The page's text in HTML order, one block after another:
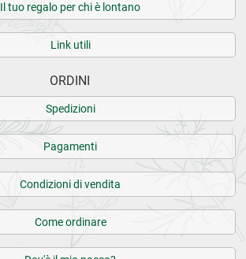
Il tuo regalo per chi è lontano
Link utili
ORDINI
Spedizioni
Pagamenti
Condizioni di vendita
Come ordinare